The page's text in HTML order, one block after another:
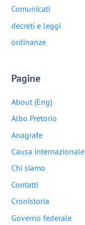
Comunicati
decreti e leggi
ordinanze
Pagine
About (Eng)
Albo Pretorio
Anagrafe
Causa internazionale
Chi siamo
Contatti
Cronistoria
Governo federale